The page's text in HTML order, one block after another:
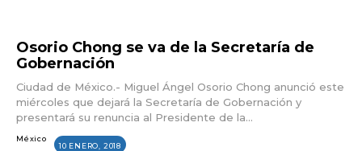
Osorio Chong se va de la Secretaría de
Gobernación
Ciudad de México.- Miguel Ángel Osorio Chong anunció este
miércoles que dejará la Secretaría de Gobernación y
presentará su renuncia al Presidente de la...
México
10 ENERO, 2018